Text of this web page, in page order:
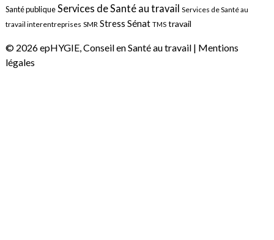
Santé publiqueServices de Santé au travail Services de Santé au
travail interentreprises SMR Stress Sénat TMS travail
© 2026 epHYGIE, Conseil en Santé au travail | Mentions
légales